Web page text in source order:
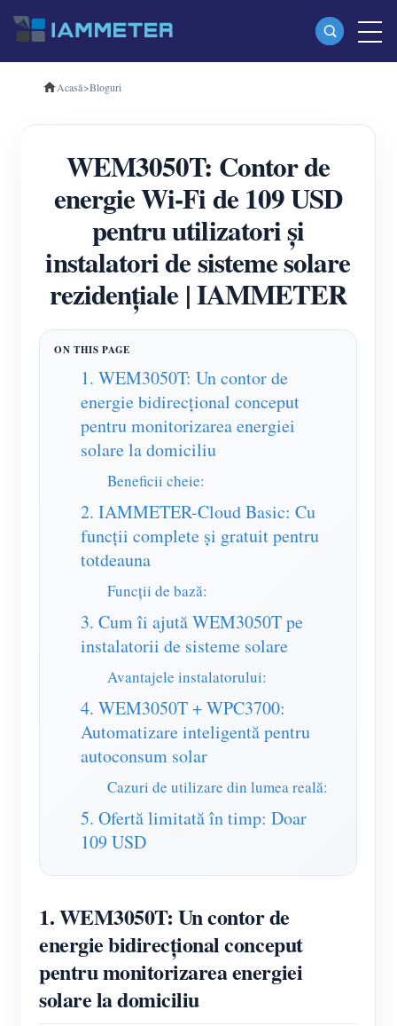
Produse
Contor de energie Wi-Fi trifazat (WEM3080T)
Contor de energie Wi-Fi trifazat (WEM3046T)
Contor de energie Wi-Fi trifazat (WEM3050T)
Controler de putere WiFi
IAMMETER Cloud Pro
Încărcător EV
Simulator IAMMETER
Contor virtual
Sistem de prognoză și simulare a energiei
Aplicații
Monitor de energie al sistemului solar PV
Sistem de control al încălzitorului fotovoltaic
Home Automation
Monitorizarea energiei din fabrică
Magazin
Resurse
Pornire rapidă a produsului
Document
Tutorial Video
FAQ
Știri
Bloguri
Comunitate
Dezvoltator
Programul de recompense
a lua legatura
Despre noi
Acasă>Bloguri
WEM3050T: Contor de
energie Wi-Fi de 109 USD
pentru utilizatori și
instalatori de sisteme solare
rezidențiale | IAMMETER
1. WEM3050T: Un contor de
energie bidirecțional conceput
pentru monitorizarea energiei
solare la domiciliu
Beneficii cheie:
2. IAMMETER-Cloud Basic: Cu
funcții complete și gratuit pentru
totdeauna
Funcții de bază:
3. Cum îi ajută WEM3050T pe
instalatorii de sisteme solare
Avantajele instalatorului:
4. WEM3050T + WPC3700:
Automatizare inteligentă pentru
autoconsum solar
Cazuri de utilizare din lumea reală:
5. Ofertă limitată în timp: Doar
109 USD
1. WEM3050T: Un contor de
energie bidirecțional conceput
pentru monitorizarea energiei
solare la domiciliu